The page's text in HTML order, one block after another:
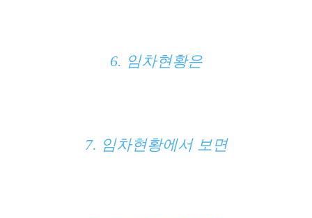
6. 임차현황은
7. 임차현황에서 보면